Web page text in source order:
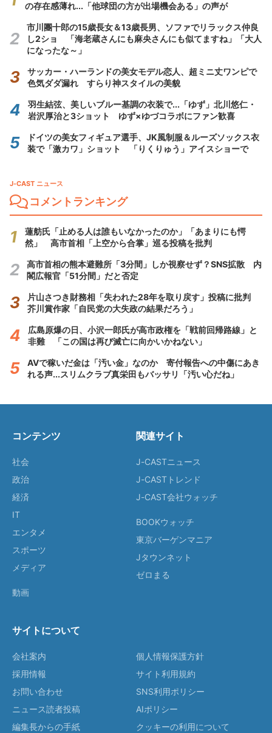
の存在感薄れ...「他球団の方が出場機会ある」の声が
市川團十郎の15歳長女＆13歳長男、ソファでリラックス仲良
し2ショ 「海老蔵さんにも麻央さんにも似てますね」「大人
になったな～」
サッカー・ハーランドの美女モデル恋人、超ミニ丈ワンピで
色気ダダ漏れ すらり神スタイルの美貌
羽生結弦、美しいブルー基調の衣装で...「ゆず」北川悠仁・
岩沢厚治と3ショット ゆず×ゆづコラボにファン歓喜
ドイツの美女フィギュア選手、JK風制服＆ルーズソックス衣
装で「激カワ」ショット 「りくりゅう」アイスショーで
J-CAST ニュース
コメントランキング
蓮舫氏「止める人は誰もいなかったのか」「あまりにも愕
然」 高市首相「上空から合掌」巡る投稿を批判
高市首相の熊本避難所「3分間」しか視察せず？SNS拡散 内
閣広報官「51分間」だと否定
片山さつき財務相「失われた28年を取り戻す」投稿に批判
芥川賞作家「自民党の大失政の結果だろう」
広島原爆の日、小沢一郎氏が高市政権を「戦前回帰路線」と
非難 「この国は再び滅亡に向かいかねない」
AVで稼いだ金は「汚い金」なのか 寄付報告への中傷にあき
れる声...スリムクラブ真栄田もバッサリ「汚い心だね」
コンテンツ
社会
政治
経済
IT
エンタメ
スポーツ
メディア
動画
関連サイト
J-CASTニュース
J-CASTトレンド
J-CAST会社ウォッチ
BOOKウォッチ
東京バーゲンマニア
Jタウンネット
ゼロまる
サイトについて
会社案内
採用情報
お問い合わせ
ニュース読者投稿
編集長からの手紙
個人情報保護方針
サイト利用規約
SNS利用ポリシー
AIポリシー
クッキーの利用について